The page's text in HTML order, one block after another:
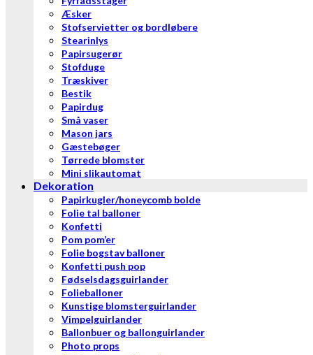
Æsker
Stofservietter og bordløbere
Stearinlys
Papirsugerør
Stofduge
Træskiver
Bestik
Papirdug
Små vaser
Mason jars
Gæstebøger
Tørrede blomster
Mini slikautomat
Dekoration
Papirkugler/honeycomb bolde
Folie tal balloner
Konfetti
Pom pom’er
Folie bogstav balloner
Konfetti push pop
Fødselsdagsguirlander
Folieballoner
Kunstige blomsterguirlander
Vimpelguirlander
Ballonbuer og ballonguirlander
Photo props